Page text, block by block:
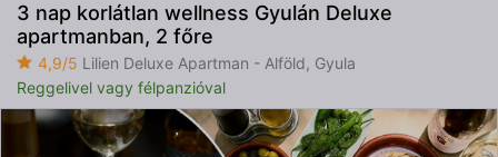
3 nap korlátlan wellness Gyulán Deluxe
apartmanban, 2 főre
4,9/5 Lilien Deluxe Apartman - Alföld, Gyula
Reggelivel vagy félpanzióval